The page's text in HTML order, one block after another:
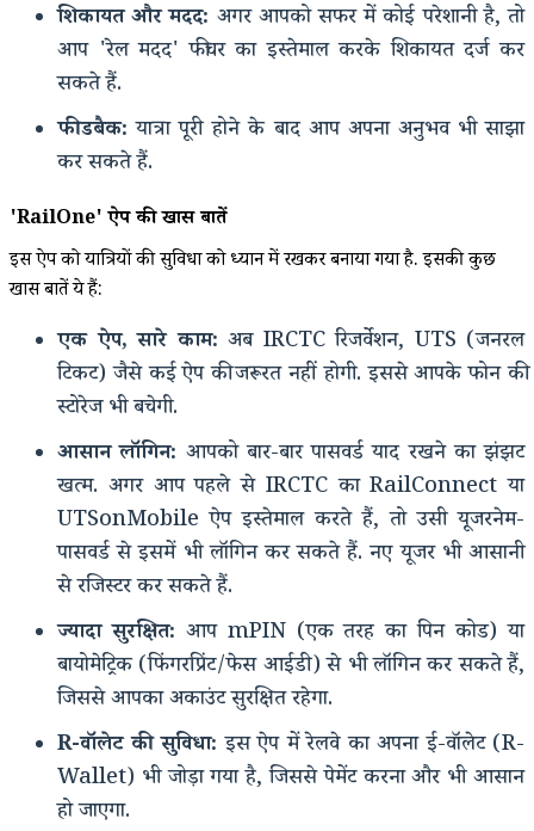
शिकायत और मदद: अगर आपको सफर में कोई परेशानी है, तो
आप 'रेल मदद' फीचर का इस्तेमाल करके शिकायत दर्ज कर
सकते हैं.
फीडबैक: यात्रा पूरी होने के बाद आप अपना अनुभव भी साझा
कर सकते हैं.
'RailOne' ऐप की खास बातें
इस ऐप को यात्रियों की सुविधा को ध्यान में रखकर बनाया गया है. इसकी कुछ
खास बातें ये हैं:
एक ऐप, सारे काम: अब IRCTC रिजर्वेशन, UTS (जनरल
टिकट) जैसे कई ऐप की जरूरत नहीं होगी. इससे आपके फोन की
स्टोरेज भी बचेगी.
आसान लॉगिन: आपको बार-बार पासवर्ड याद रखने का झंझट
खत्म. अगर आप पहले से IRCTC का RailConnect या
UTSonMobile ऐप इस्तेमाल करते हैं, तो उसी यूजरनेम-
पासवर्ड से इसमें भी लॉगिन कर सकते हैं. नए यूजर भी आसानी
से रजिस्टर कर सकते हैं.
ज्यादा सुरक्षित: आप mPIN (एक तरह का पिन कोड) या
बायोमेट्रिक (फिंगरप्रिंट/फेस आईडी) से भी लॉगिन कर सकते हैं,
जिससे आपका अकाउंट सुरक्षित रहेगा.
R-वॉलेट की सुविधा: इस ऐप में रेलवे का अपना ई-वॉलेट (R-
Wallet) भी जोड़ा गया है, जिससे पेमेंट करना और भी आसान
हो जाएगा.